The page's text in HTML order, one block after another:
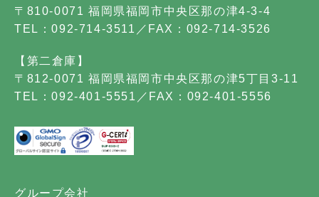
〒810-0071 福岡県福岡市中央区那の津4-3-4
TEL：092-714-3511／FAX：092-714-3526
【第二倉庫】
〒812-0071 福岡県福岡市中央区那の津5丁目3-11
TEL：092-401-5551／FAX：092-401-5556
グループ会社